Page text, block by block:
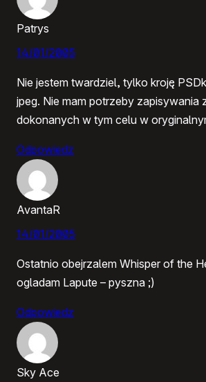
Patrys
14/01/2005
Nie jestem twardziel, tylko kroję
jpeg. Nie mam potrzeby zapisywania
dokonanych w tym celu w
Odpowiedz
AvantaR
14/01/2005
Ostatnio obejrzalem Whisper of the
ogladam Lapute – pyszna ;)
Odpowiedz
Sky Ace